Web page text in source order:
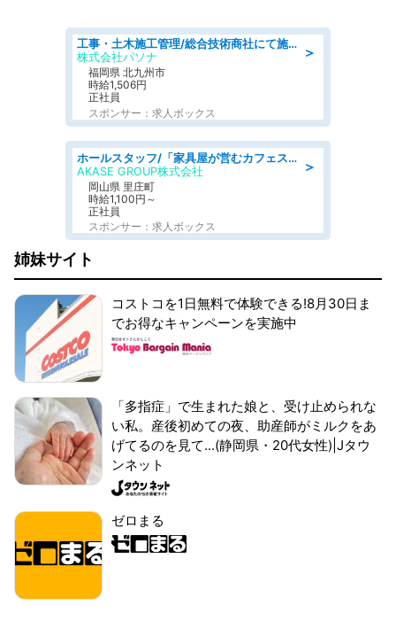
＞
工事・土木施工管理/総合技術商社にて施工管理のお仕事/即日勤務可/車通勤可/工事・土木施工管理/生産・品質管理
株式会社パソナ
福岡県 北九州市
時給1,506円
正社員
スポンサー：求人ボックス
＞
ホールスタッフ/「家具屋が営むカフェスタッフ!」週2日～OK!嬉しいまかない付き/岡山県/浅口郡里庄町
AKASE GROUP株式会社
岡山県 里庄町
時給1,100円～
正社員
スポンサー：求人ボックス
姉妹サイト
コストコを1日無料で体験できる!8月30日ま
でお得なキャンペーンを実施中
「多指症」で生まれた娘と、受け止められな
い私。産後初めての夜、助産師がミルクをあ
げてるのを見て...(静岡県・20代女性)|Jタウ
ンネット
ゼロまる